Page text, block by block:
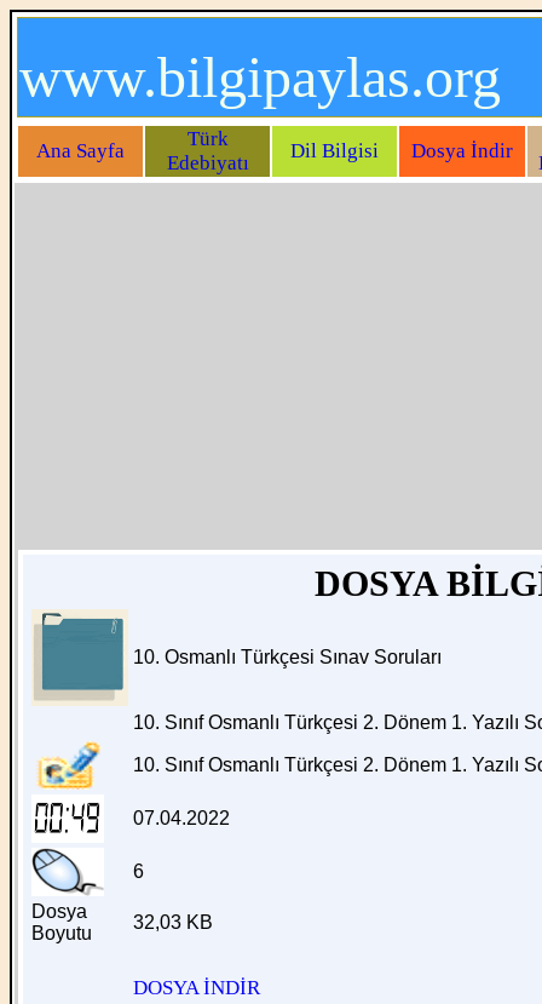
www.bilgipaylas.org
Ana Sayfa
Türk
Edebiyatı
Dil Bilgisi Dosya İndir
DOSYA
10. Osmanlı Türkçesi Sınav Soruları
10. Sınıf Osmanlı Türkçesi 2. Dönem 1. Yazılı
10. Sınıf Osmanlı Türkçesi 2. Dönem 1. Yazılı
07.04.2022
6
Dosya
Boyutu
32,03 KB
DOSYA İNDİR